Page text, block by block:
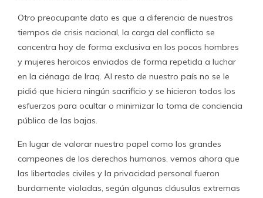
Otro preocupante dato es que a diferencia de nuestros
tiempos de crisis nacional, la carga del conflicto se
concentra hoy de forma exclusiva en los pocos hombres
y mujeres heroicos enviados de forma repetida a luchar
en la ciénaga de Iraq. Al resto de nuestro país no se le
pidió que hiciera ningún sacrificio y se hicieron todos los
esfuerzos para ocultar o minimizar la toma de conciencia
pública de las bajas.
En lugar de valorar nuestro papel como los grandes
campeones de los derechos humanos, vemos ahora que
las libertades civiles y la privacidad personal fueron
burdamente violadas, según algunas cláusulas extremas